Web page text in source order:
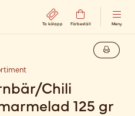
Ta kölapp Förbeställ Meny
Chili
125 gr